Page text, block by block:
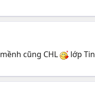
mềnh cũng CHL lớp